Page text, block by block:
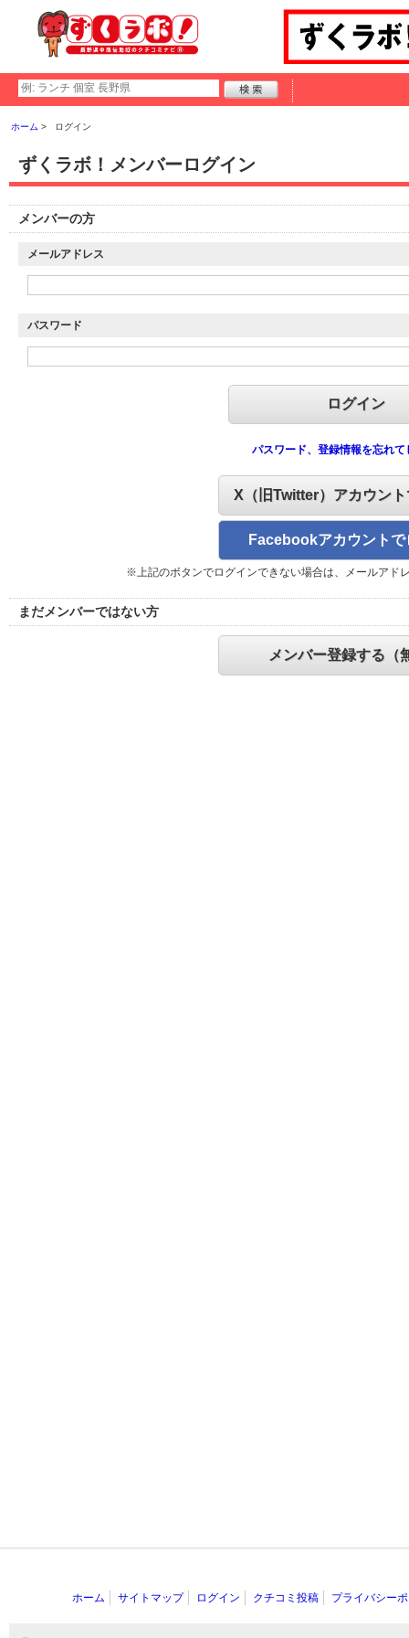
ホーム ログイン
ずくラボ！メンバーログイン
メンバーの方
メールアドレス
パスワード
パスワード、登録情報を忘れて
X（旧Twitter）アカウン
Facebookアカウントで
※上記のボタンでログインできない場合は、メールアド
まだメンバーではない方
メンバー登録する（
ホーム サイトマップ ログイン クチコミ投稿 プライバシー